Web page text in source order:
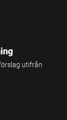
utifrån